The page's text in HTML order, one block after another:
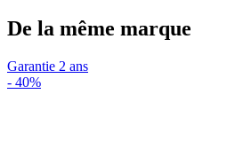
De la même marque
Garantie 2 ans
- 40%